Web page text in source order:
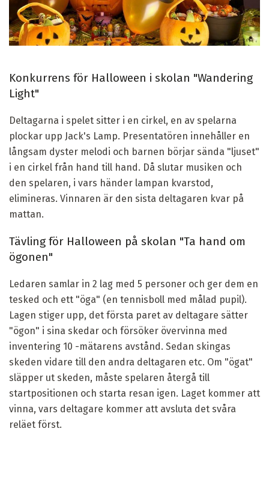
Konkurrens för Halloween i skolan "Wandering
Light"
Deltagarna i spelet sitter i en cirkel, en av spelarna
plockar upp Jack's Lamp. Presentatören innehåller en
långsam dyster melodi och barnen börjar sända "ljuset"
i en cirkel från hand till hand. Då slutar musiken och
den spelaren, i vars händer lampan kvarstod,
elimineras. Vinnaren är den sista deltagaren kvar på
mattan.
Tävling för Halloween på skolan "Ta hand om
ögonen"
Ledaren samlar in 2 lag med 5 personer och ger dem en
tesked och ett "öga" (en tennisboll med målad pupil).
Lagen stiger upp, det första paret av deltagare sätter
"ögon" i sina skedar och försöker övervinna med
inventering 10 -mätarens avstånd. Sedan skingas
skeden vidare till den andra deltagaren etc. Om "ögat"
släpper ut skeden, måste spelaren återgå till
startpositionen och starta resan igen. Laget kommer att
vinna, vars deltagare kommer att avsluta det svåra
reläet först.